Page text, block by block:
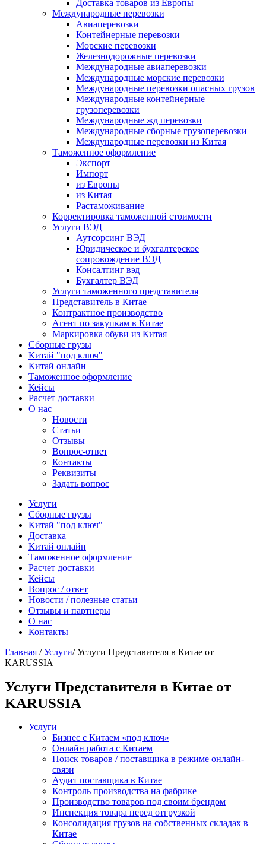
Доставка товаров из Европы
Международные перевозки
Авиаперевозки
Контейнерные перевозки
Морские перевозки
Железнодорожные перевозки
Международные авиаперевозки
Международные морские перевозки
Международные перевозки опасных грузов
Международные контейнерные
грузоперевозки
Международные жд перевозки
Международные сборные грузоперевозки
Международные перевозки из Китая
Таможенное оформление
Экспорт
Импорт
из Европы
из Китая
Растаможивание
Корректировка таможенной стоимости
Услуги ВЭД
Аутсорсинг ВЭД
Юридическое и бухгалтерское
сопровождение ВЭД
Консалтинг вэд
Бухгалтер ВЭД
Услуги таможенного представителя
Представитель в Китае
Контрактное производство
Агент по закупкам в Китае
Маркировка обуви из Китая
Сборные грузы
Китай "под ключ"
Китай онлайн
Таможенное оформление
Кейсы
Расчет доставки
О нас
Новости
Статьи
Отзывы
Вопрос-ответ
Контакты
Реквизиты
Задать вопрос
Услуги
Сборные грузы
Китай "под ключ"
Доставка
Китай онлайн
Таможенное оформление
Расчет доставки
Кейсы
Вопрос / ответ
Новости / полезные статьи
Отзывы и партнеры
О нас
Контакты
Главная /Услуги/Услуги Представителя в Китае от
KARUSSIA
Услуги Представителя в Китае от
KARUSSIA
Услуги
Бизнес с Китаем «под ключ»
Онлайн работа с Китаем
Поиск товаров / поставщика в режиме онлайн-
связи
Аудит поставщика в Китае
Контроль производства на фабрике
Производство товаров под своим брендом
Инспекция товара перед отгрузкой
Консолидация грузов на собственных складах в
Китае